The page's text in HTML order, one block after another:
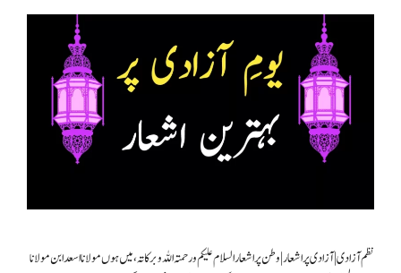
نظم آزادی|آزادی پر اشعار|وطن پر اشعار السلام علیکم ورحمتہ اللہ وبرکاتہ، میں ہوں مولانا اسعد ابن مولانا